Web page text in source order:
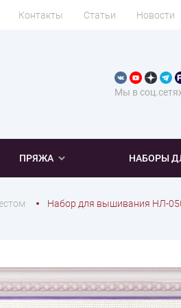
Контакты Статьи Новости
Мы в
ПРЯЖА НАБОРЫ
Набор для вышивания НЛ-